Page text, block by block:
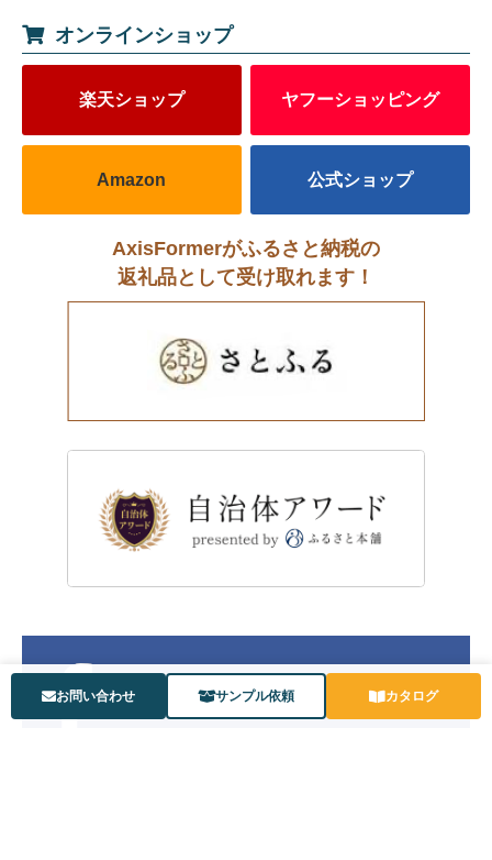
オンラインショップ
楽天ショップ ヤフーショッピング
Amazon 公式ショップ
AxisFormerがふるさと納税の
返礼品として受け取れます！
お問い合わせ サンプル依頼 カタログ